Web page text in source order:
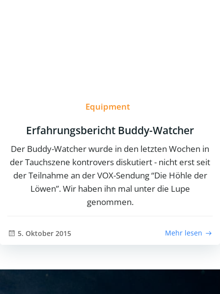
Equipment
Erfahrungsbericht Buddy-Watcher
Der Buddy-Watcher wurde in den letzten Wochen in
der Tauchszene kontrovers diskutiert - nicht erst seit
der Teilnahme an der VOX-Sendung “Die Höhle der
Löwen”. Wir haben ihn mal unter die Lupe
genommen.
5. Oktober 2015 Mehr lesen